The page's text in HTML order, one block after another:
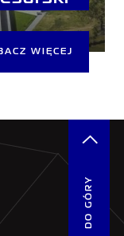
WIĘCEJ
DO GÓRY